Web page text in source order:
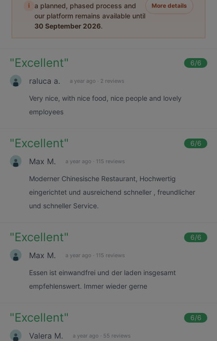
i
a planned, phased process and
our platform remains available until
30 September 2026.
More details
"Excellent" 6/6
raluca a. a year ago · 2 reviews
Very nice, with nice food, nice people and lovely
employees
"Excellent" 6/6
Max M. a year ago · 115 reviews
Moderner Chinesische Restaurant, Hochwertig
eingerichtet und ausreichend schneller , freundlicher
und schneller Service.
"Excellent" 6/6
Max M. a year ago · 115 reviews
Essen ist einwandfrei und der laden insgesamt
empfehlenswert. Immer wieder gerne
"Excellent" 6/6
Valera M. a year ago · 55 reviews